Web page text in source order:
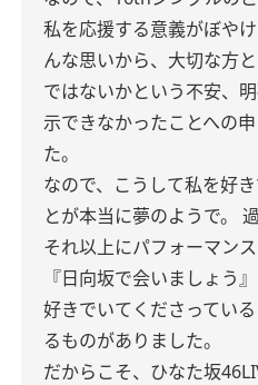
私を応援する意義がぼやけ
んな思いから、大切な方
ではないかという不安、
示できなかったことへの
た。
なので、こうして私を好
とが本当に夢のようで。
それ以上にパフォーマン
『日向坂で会いましょう
好きでいてくださってい
るものがありました。
だからこそ、ひなた坂